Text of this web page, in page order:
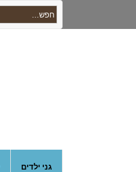
גני ילדים